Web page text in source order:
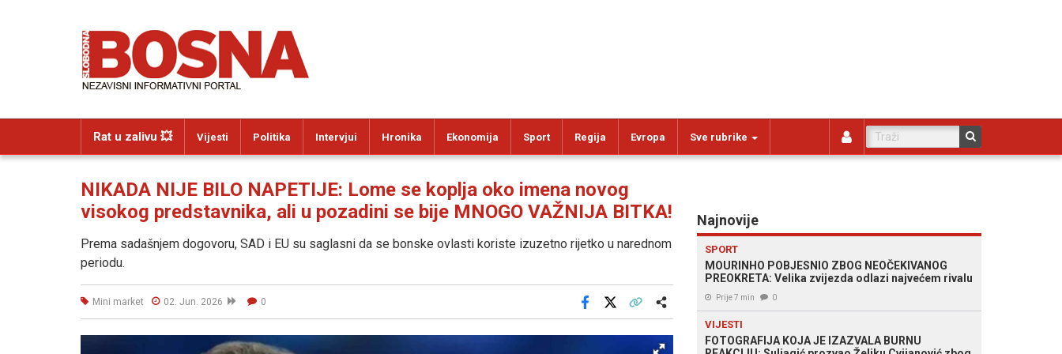
Rat u zalivu 💥 Vijesti Politika Intervjui Hronika Ekonomija Sport Regija Evropa Sve rubrike
NIKADA NIJE BILO NAPETIJE: Lome se koplja oko imena novog
visokog predstavnika, ali u pozadini se bije MNOGO VAŽNIJA BITKA!
Prema sadašnjem dogovoru, SAD i EU su saglasni da se bonske ovlasti koriste izuzetno rijetko u narednom
periodu.
Mini market 02. Jun. 2026 0
Facebook
Najnovije
SPORT
MOURINHO POBJESNIO ZBOG NEOČEKIVANOG
PREOKRETA: Velika zvijezda odlazi najvećem rivalu
Prije 7 min 0
VIJESTI
FOTOGRAFIJA KOJA JE IZAZVALA BURNU